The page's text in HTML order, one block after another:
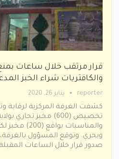
قرار مرتقب خلال ساعات
والكافتريات شراء الخبز
reporter يناير 26, 2020
كشفت الغرفة المركزية لرقابة
تخصيص (600) مخبز
والمناسبات
وبحري. وتوقع المسؤول
صدور قرار خلال الساعات